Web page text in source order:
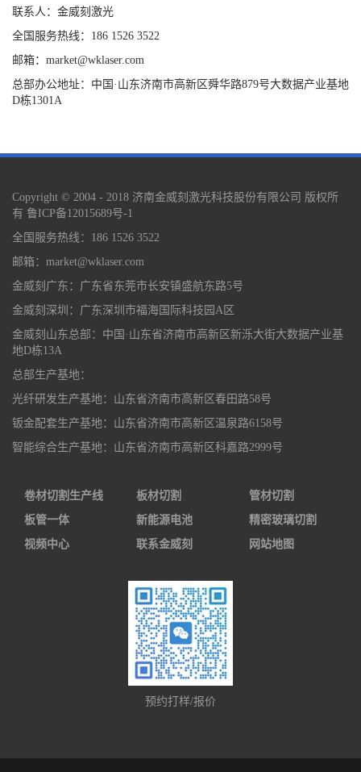
联系人：金威刻激光
全国服务热线：186 1526 3522
邮箱：market@wklaser.com
总部办公地址：中国·山东济南市高新区舜华路879号大数据产业基地
D栋1301A
Copyright © 2004 - 2018 济南金威刻激光科技股份有限公司 版权所
有 鲁ICP备12015689号-1
全国服务热线：186 1526 3522
邮箱：market@wklaser.com
金威刻广东：广东省东莞市长安镇盛航东路5号
金威刻深圳：广东深圳市福海国际科技园A区
金威刻山东总部：中国·山东省济南市高新区新泺大街大数据产业基
地D栋13A
总部生产基地：
光纤研发生产基地：山东省济南市高新区春田路58号
钣金配套生产基地：山东省济南市高新区温泉路6158号
智能综合生产基地：山东省济南市高新区科嘉路2999号
卷材切割生产线 板材切割
管材切割
板管一体
新能源电池
精密玻璃切割
视频中心
联系金威刻 网站地图
预约打样/报价